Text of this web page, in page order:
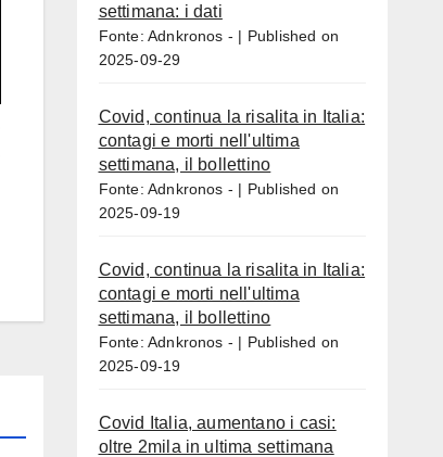
settimana: i dati
Fonte: Adnkronos -
Published on
2025-09-29
Covid, continua la risalita in Italia:
contagi e morti nell'ultima
settimana, il bollettino
Fonte: Adnkronos -
Published on
2025-09-19
Covid, continua la risalita in Italia:
contagi e morti nell'ultima
settimana, il bollettino
Fonte: Adnkronos -
Published on
2025-09-19
Covid Italia, aumentano i casi:
oltre 2mila in ultima settimana